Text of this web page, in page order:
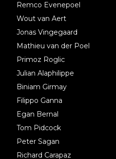
Remco Evenepoel
Wout van Aert
Jonas Vingegaard
Mathieu van der Poel
Primoz Roglic
Julian Alaphilippe
Biniam Girmay
Filippo Ganna
Egan Bernal
Tom Pidcock
Peter Sagan
Richard Carapaz